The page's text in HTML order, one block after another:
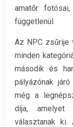
amatőr
függetlenül.
Az NPC zsűrije
minden
második és
pályázónak
még a
díja, amelyet
választanak ki.